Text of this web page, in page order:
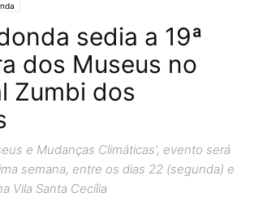
sedia a 19ª
dos Museus no
Zumbi dos
e Mudanças Climáticas', evento será
semana, entre os dias 22 (segunda) e
Vila Santa Cecília